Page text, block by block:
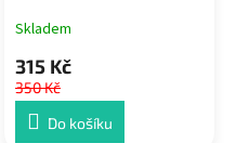
Skladem
315 Kč
350 Kč
Do košíku